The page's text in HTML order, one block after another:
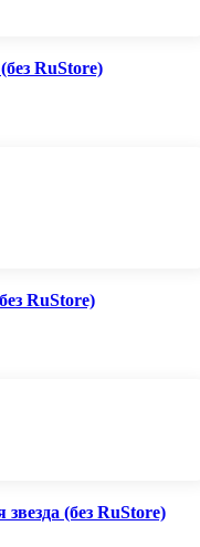
RuStore)
RuStore)
(без RuStore)